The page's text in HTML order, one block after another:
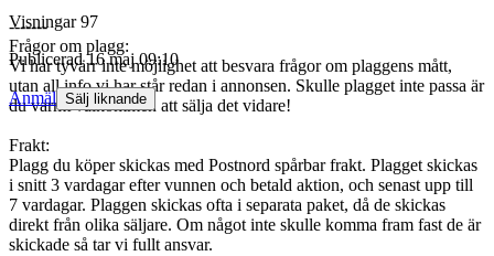
-------
Frågor om plagg:
Vi har tyvärr inte möjlighet att besvara frågor om plaggens mått,
utan all info vi har står redan i annonsen. Skulle plagget inte passa är
du varmt välkommen att sälja det vidare!
Frakt:
Plagg du köper skickas med Postnord spårbar frakt. Plagget skickas
i snitt 3 vardagar efter vunnen och betald aktion, och senast upp till
7 vardagar. Plaggen skickas ofta i separata paket, då de skickas
direkt från olika säljare. Om något inte skulle komma fram fast de är
skickade så tar vi fullt ansvar.
Visningar 97
Publicerad 16 maj 09:10
Anmäl Sälj liknande